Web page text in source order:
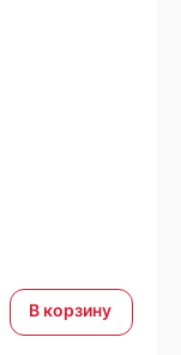
В корзину